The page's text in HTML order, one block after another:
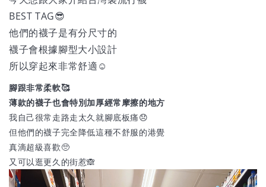
BEST TAG😎
他們的襪子是有分尺寸的
襪子會根據腳型大小設計
所以穿起來非常舒適☺️
腳跟非常柔軟🥰
薄款的襪子也會特別加厚經常摩擦的地方
我自己很常走路走太久就腳底板痛😞
但他們的襪子完全降低這種不舒服的港覺
真滴超級喜歡🥺
又可以逛更久的街惹🙈